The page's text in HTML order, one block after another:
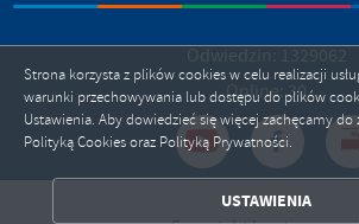
Odwiedzin: 1329062
Online: 30
Strona korzysta z plików cookies w celu realizacji
warunki przechowywania lub dostępu do plików
Ustawienia. Aby dowiedzieć się więcej zachęcamy do
Polityką Cookies oraz Polityką Prywatności.
USTAWIENIA
ZAPISZ WYBRANE